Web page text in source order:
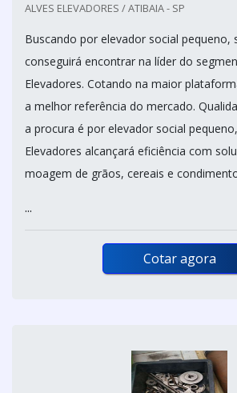
ALVES ELEVADORES / ATIBAIA - SP
Buscando por elevador social pequeno,
conseguirá encontrar na líder do
Elevadores. Cotando na maior
a melhor referência do mercado.
a procura é por elevador social
Elevadores alcançará eficiência com
moagem de grãos, cereais e
...
Cotar agora